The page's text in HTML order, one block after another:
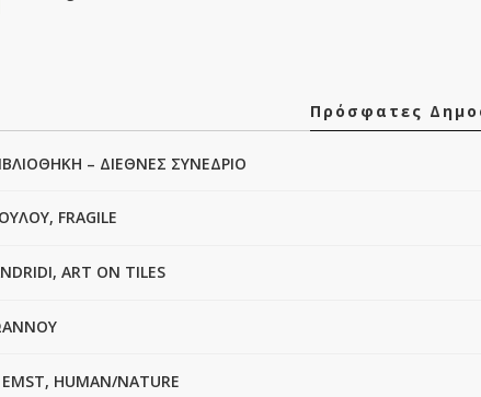
Πρόσφατες
– ΔΙΕΘΝΕΣ ΣΥΝΕΔΡΙΟ
FRAGILE
ART ON TILES
HUMAN/NATURE